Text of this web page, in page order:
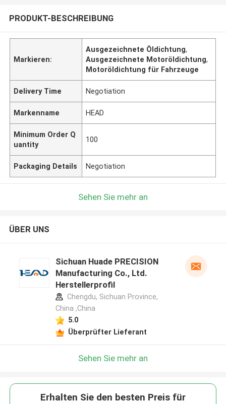
PRODUKT-BESCHREIBUNG
Markieren:
Ausgezeichnete Öldichtung,
Ausgezeichnete Motoröldichtung,
Motoröldichtung für Fahrzeuge
Delivery Time Negotiation
Markenname HEAD
Minimum Order Q
uantity
100
Packaging Details Negotiation
Sehen Sie mehr an
ÜBER UNS
Sichuan Huade PRECISION
Manufacturing Co., Ltd.
Herstellerprofil
Chengdu, Sichuan Province,
China ,China
5.0
Überprüfter Lieferant
Sehen Sie mehr an
Erhalten Sie den besten Preis für